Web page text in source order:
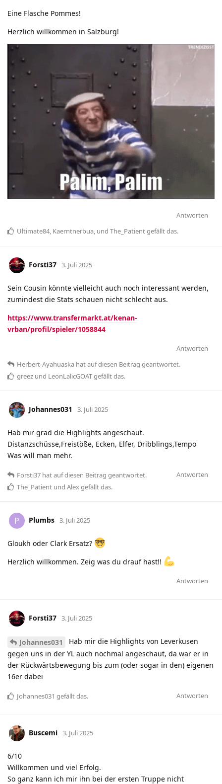
Eine Flasche Pommes!
Herzlich willkommen in Salzburg!
Antworten
Ultimate84, Kaerntnerbua, und The_Patientgefällt das.
Forsti37 3. Juli 2025
Sein Cousin könnte vielleicht auch noch interessant werden,
zumindest die Stats schauen nicht schlecht aus.
https://www.transfermarkt.at/kenan-
vrban/profil/spieler/1058844
Antworten
Herbert-Ayahuaska hatauf diesen Beitrag geantwortet.
greez und LeonLalicGOATgefällt das.
Johannes031 3. Juli 2025
Hab mir grad die Highlights angeschaut.
Distanzschüsse,Freistöße, Ecken, Elfer, Dribblings,Tempo
Was will man mehr.
Antworten
Forsti37 hatauf diesen Beitrag geantwortet.
The_Patient und Alexgefällt das.
P Plumbs 3. Juli 2025
Gloukh oder Clark Ersatz?
Herzlich willkommen. Zeig was du drauf hast!!
Antworten
Forsti37 3. Juli 2025
Johannes031
Hab mir die Highlights von Leverkusen
gegen uns in der YL auch nochmal angeschaut, da war er in
der Rückwärtsbewegung bis zum (oder sogar in den) eigenen
16er dabei
Antworten
Johannes031 gefällt das.
Buscemi 3. Juli 2025
6/10
Willkommen und viel Erfolg.
So ganz kann ich mir ihn bei der ersten Truppe nicht